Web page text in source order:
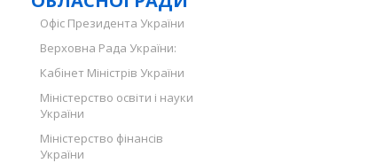
Офіс Президента України
Верховна Рада України:
Кабінет Міністрів України
Міністерство освіти і науки
України
Міністерство фінансів
України